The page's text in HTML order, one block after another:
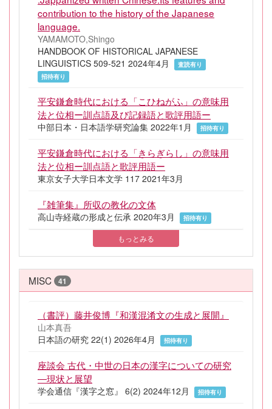
contribution to the history of the Japanese
language.
YAMAMOTO,Shingo
HANDBOOK OF HISTORICAL JAPANESE
LINGUISTICS 509-521 2024年4月
査読有り
招待有り
平安鎌倉時代における「こひねがふ」の意味用
法と位相ー訓点語及び記録語と歌評用語ー
中部日本・日本語学研究論集 2022年1月 招待有り
平安鎌倉時代における「きらぎらし」の意味用
法と位相ー訓点語と歌評用語ー
東京女子大学日本文学 117 2021年3月
『雑筆集』所収の教化の文体
高山寺経蔵の形成と伝承 2020年3月 招待有り
もっとみる
MISC 41
（書評）藤井俊博『和漢混淆文の生成と展開』
山本真吾
日本語の研究 22(1) 2026年4月
招待有り
座談会 古代・中世の日本の漢字についての研究
―現状と展望
学会通信『漢字之窓』 6(2) 2024年12月 招待有り